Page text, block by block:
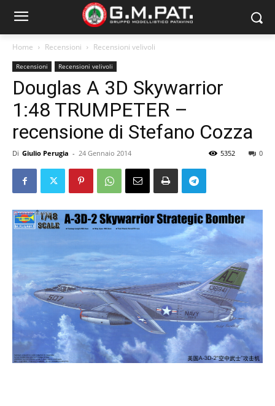
Home Recensioni Recensioni velivoli
Recensioni Recensioni velivoli
Douglas A 3D Skywarrior
1:48 TRUMPETER –
recensione di Stefano Cozza
Di Giulio Perugia - 24 Gennaio 2014 0
5352